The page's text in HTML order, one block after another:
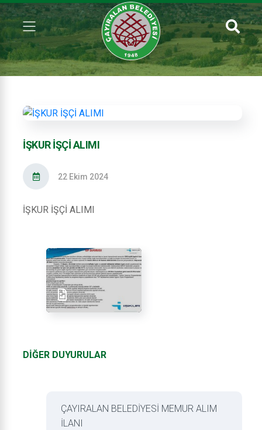
İŞKUR İŞÇİ ALIMI
22 Ekim 2024
İŞKUR İŞÇİ ALIMI
DİĞER DUYURULAR
ÇAYIRALAN BELEDİYESİ MEMUR ALIM
İLANI